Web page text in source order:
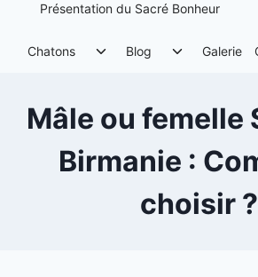
Présentation du Sacré Bonheur
Chatons
Ouvrir/fermer
Blog
Ouvrir/
enfant
Galerie
Mâle ou femelle
Birmanie :
choisir ?